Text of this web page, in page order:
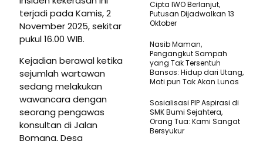
terjadi pada Kamis, 2
November 2025, sekitar
pukul 16.00 WIB.
Kejadian berawal ketika
sejumlah wartawan
sedang melakukan
wawancara dengan
seorang pengawas
konsultan di Jalan
Bomang, Desa
Cipta IWO Berlanjut,
Putusan Dijadwalkan 13
Oktober
Nasib Maman,
Pengangkut Sampah
yang Tak Tersentuh
Bansos: Hidup dari Utang,
Mati pun Tak Akan Lunas
Sosialisasi PIP Aspirasi di
SMK Bumi Sejahtera,
Orang Tua: Kami Sangat
Bersyukur